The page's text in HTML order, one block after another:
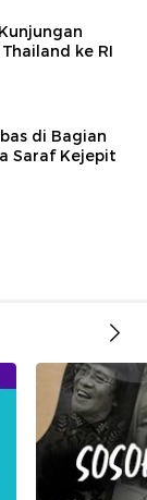
ke RI
di Bagian
Saraf Kejepit